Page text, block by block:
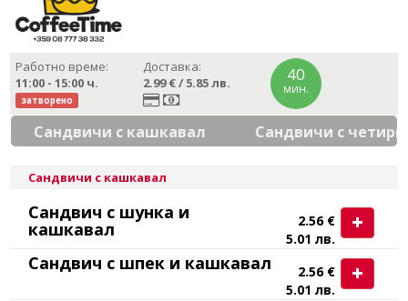
Работно време:
11:00 - 15:00 ч.
затворено
Доставка:
2.99 € / 5.85 лв.
40
мин.
Сандвичи с кашкавал Сандвичи с четири
Сандвичи с кашкавал
Сандвич с шунка и
кашкавал
2.56 €
5.01 лв.
Сандвич с шпек и кашкавал
2.56 €
5.01 лв.